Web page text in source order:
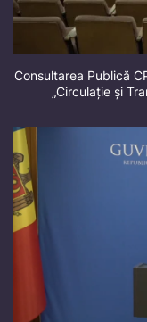
Consultarea Publică
„Circulație și